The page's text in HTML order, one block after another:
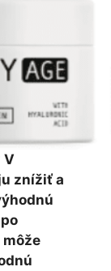
V
znížiť a